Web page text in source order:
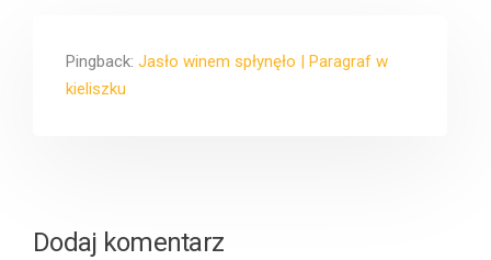
Pingback: Jasło winem spłynęło | Paragraf w
kieliszku
Dodaj komentarz